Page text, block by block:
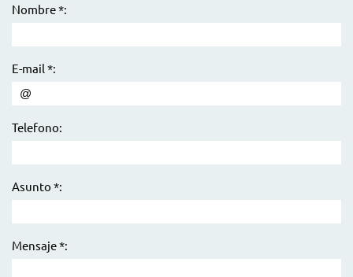
Nombre *:
E-mail *:
Telefono:
Asunto *:
Mensaje *: